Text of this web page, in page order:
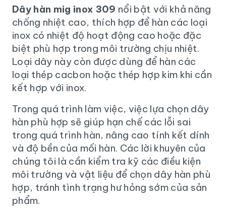
Dây hàn mig inox 309 nổi bật với khả năng
chống nhiệt cao, thích hợp để hàn các loại
inox có nhiệt độ hoạt động cao hoặc đặc
biệt phù hợp trong môi trường chịu nhiệt.
Loại dây này còn được dùng để hàn các
loại thép cacbon hoặc thép hợp kim khi cần
kết hợp với inox.
Trong quá trình làm việc, việc lựa chọn dây
hàn phù hợp sẽ giúp hạn chế các lỗi sai
trong quá trình hàn, nâng cao tính kết dính
và độ bền của mối hàn. Các lời khuyên của
chúng tôi là cần kiểm tra kỹ các điều kiện
môi trường và vật liệu để chọn dây hàn phù
hợp, tránh tình trạng hư hỏng sớm của sản
phẩm.